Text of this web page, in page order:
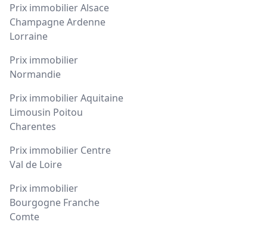
Prix immobilier Alsace
Champagne Ardenne
Lorraine
Prix immobilier
Normandie
Prix immobilier Aquitaine
Limousin Poitou
Charentes
Prix immobilier Centre
Val de Loire
Prix immobilier
Bourgogne Franche
Comte